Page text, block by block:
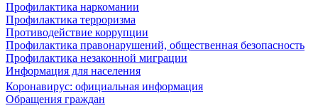
Профилактика наркомании
Профилактика терроризма
Противодействие коррупции
Профилактика правонарушений, общественная безопасность
Профилактика незаконной миграции
Информация для населения
Коронавирус: официальная информация
Обращения граждан